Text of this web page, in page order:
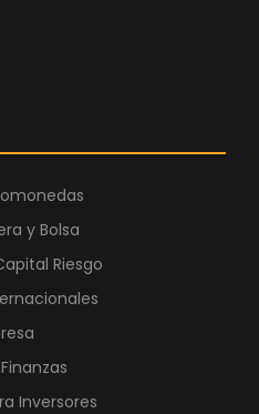
y Bolsa
Riesgo
Inversores